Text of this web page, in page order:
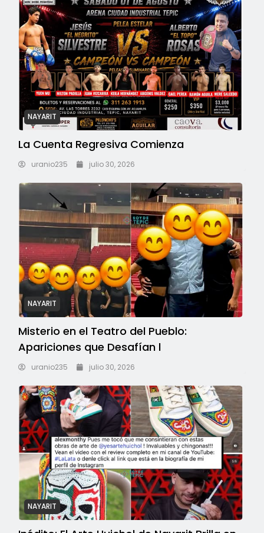
NAYARIT
La Cuenta Regresiva Comienza
uranio235 julio 30, 2026
NAYARIT
Misterio en el Teatro del Pueblo:
Apariciones que Desafían l
uranio235 julio 30, 2026
NAYARIT